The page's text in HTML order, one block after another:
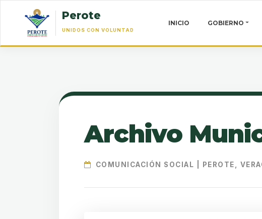
Perote
UNIDOS CON VOLUNTAD
INICIO GOBIERNO
Archivo
COMUNICACIÓN SOCIAL | PEROTE,